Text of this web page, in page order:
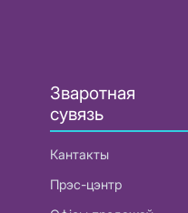
Зваротная
сувязь
Кантакты
Прэс-цэнтр